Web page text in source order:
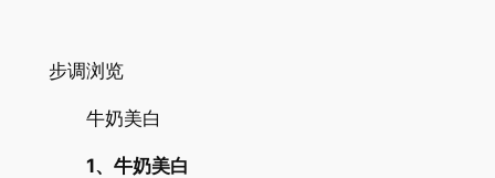
步调浏览
牛奶美白
1、牛奶美白